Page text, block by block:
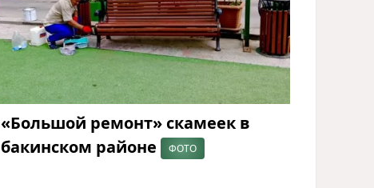
«Большой ремонт» скамеек в
бакинском районе
ФОТО